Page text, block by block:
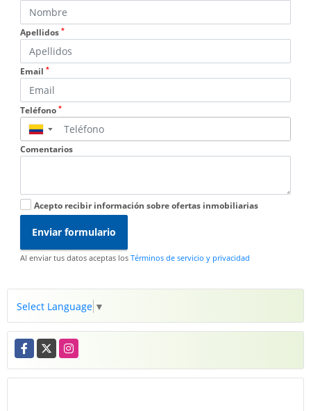
Apellidos *
Email *
Teléfono *
▼
Comentarios
Acepto recibir información sobre ofertas inmobiliarias
Enviar formulario
Al enviar tus datos aceptas los Términos de servicio y privacidad
Select Language ▼
Facebook
X Instagram